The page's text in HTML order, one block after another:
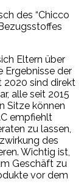
des “Chicco
Eltern über
Ergebnisse der
2020 sind direkt
alle seit 2015
Sitze können
empfiehlt
zu lassen,
des
Wichtig ist,
Geschäft zu
vor dem